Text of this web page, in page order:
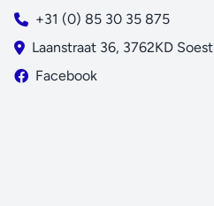
+31 (0) 85 30 35 875
Laanstraat 36, 3762KD Soest
Facebook